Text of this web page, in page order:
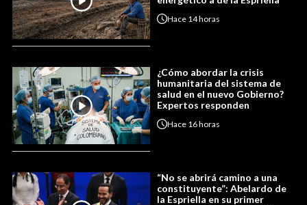
Hace 14 horas
¿Cómo abordar la crisis
humanitaria del sistema de
salud en el nuevo Gobierno?
Expertos responden
Hace 16 horas
“No se abrirá camino a una
constituyente”: Abelardo de
la Espriella en su primer